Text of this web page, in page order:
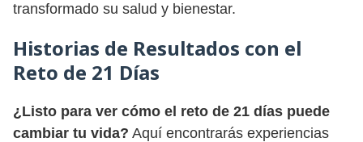
transformado su salud y bienestar.
Historias de Resultados con el
Reto de 21 Días
¿Listo para ver cómo el reto de 21 días puede
cambiar tu vida? Aquí encontrarás experiencias